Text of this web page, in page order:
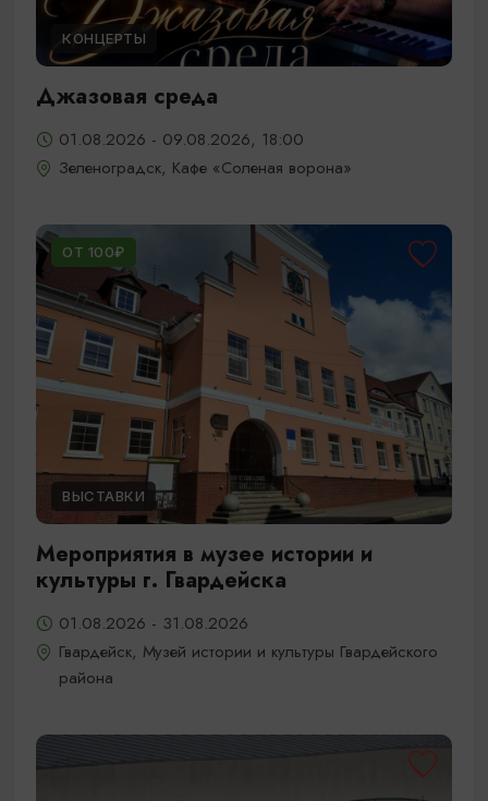
КОНЦЕРТЫ
Джазовая среда
01.08.2026 - 09.08.2026, 18:00
Зеленоградск, Кафе «Соленая ворона»
ОТ 100₽
ВЫСТАВКИ
Мероприятия в музее истории и
культуры г. Гвардейска
01.08.2026 - 31.08.2026
Гвардейск, Музей истории и культуры Гвардейского
района